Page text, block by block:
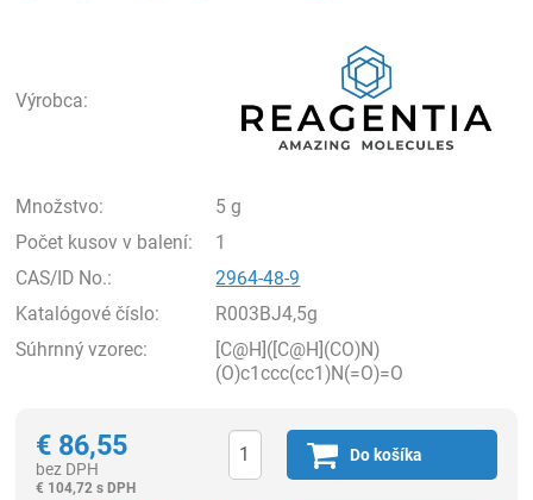
Výrobca:
Množstvo:
5 g
Počet kusov v balení:
1
CAS/ID No.:
2964-48-9
Katalógové číslo:
R003BJ4,5g
Súhrnný vzorec:
[C@H]([C@H](CO)N)
(O)c1ccc(cc1)N(=O)=O
€ 86,55
bez DPH
€ 104,72 s DPH
Do košíka